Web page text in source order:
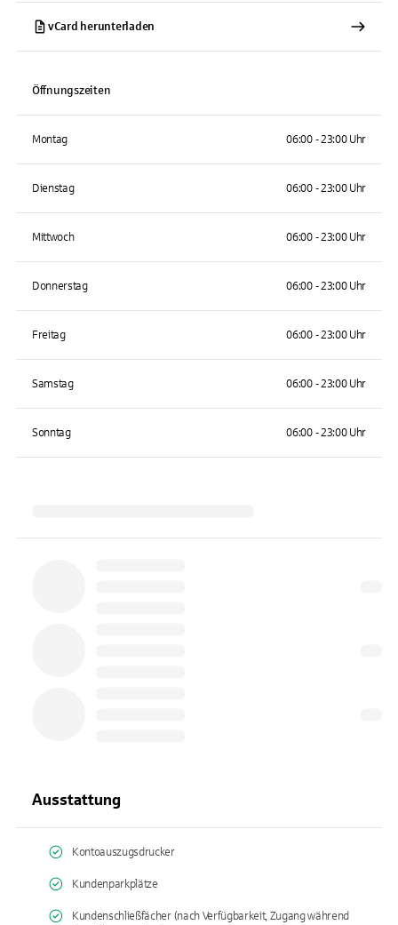
vCard herunterladen
Öffnungszeiten
Montag 06:00 - 23:00 Uhr
Dienstag 06:00 - 23:00 Uhr
Mittwoch 06:00 - 23:00 Uhr
Donnerstag 06:00 - 23:00 Uhr
Freitag 06:00 - 23:00 Uhr
Samstag 06:00 - 23:00 Uhr
Sonntag 06:00 - 23:00 Uhr
Ausstattung
Kontoauszugsdrucker
Kundenparkplätze
Kundenschließfächer (nach Verfügbarkeit, Zugang während